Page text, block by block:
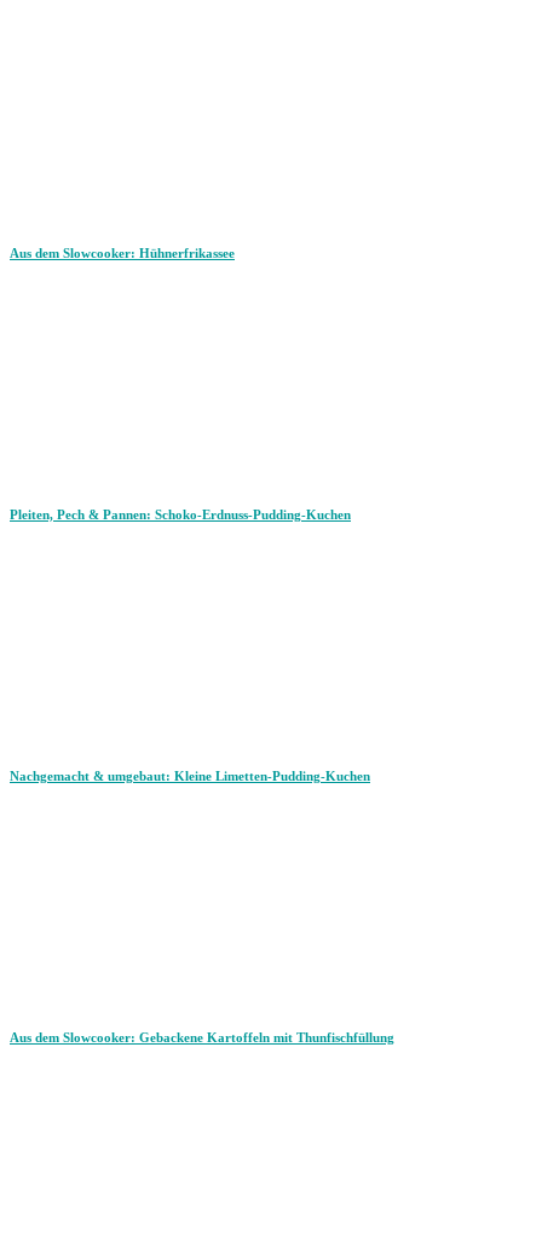
Aus dem Slowcooker: Hühnerfrikassee
Pleiten, Pech & Pannen: Schoko-Erdnuss-Pudding-Kuchen
Nachgemacht & umgebaut: Kleine Limetten-Pudding-Kuchen
Aus dem Slowcooker: Gebackene Kartoffeln mit Thunfischfüllung